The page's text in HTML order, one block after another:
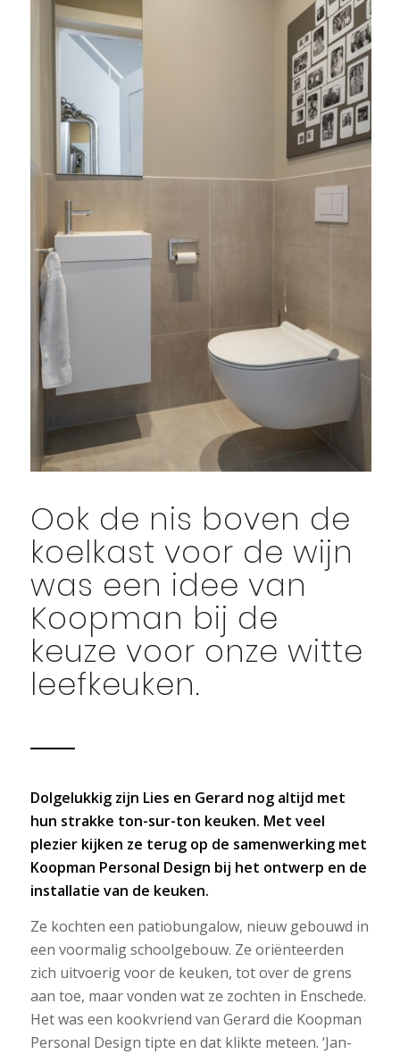
Ook de nis boven de
koelkast voor de wijn
was een idee van
Koopman bij de
keuze voor onze witte
leefkeuken.
Dolgelukkig zijn Lies en Gerard nog altijd met
hun strakke ton-sur-ton keuken. Met veel
plezier kijken ze terug op de samenwerking met
Koopman Personal Design bij het ontwerp en de
installatie van de keuken.
Ze kochten een patiobungalow, nieuw gebouwd in
een voormalig schoolgebouw. Ze oriënteerden
zich uitvoerig voor de keuken, tot over de grens
aan toe, maar vonden wat ze zochten in Enschede.
Het was een kookvriend van Gerard die Koopman
Personal Design tipte en dat klikte meteen. ‘Jan-